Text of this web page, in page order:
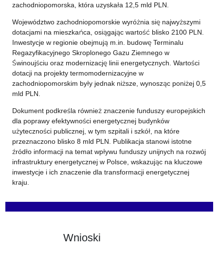
zachodniopomorska, która uzyskała 12,5 mld PLN.
Województwo zachodniopomorskie wyróżnia się najwyższymi
dotacjami na mieszkańca, osiągając wartość blisko 2100 PLN.
Inwestycje w regionie obejmują m.in. budowę Terminalu
Regazyfikacyjnego Skroplonego Gazu Ziemnego w
Świnoujściu oraz modernizację linii energetycznych. Wartości
dotacji na projekty termomodernizacyjne w
zachodniopomorskim były jednak niższe, wynosząc poniżej 0,5
mld PLN.
Dokument podkreśla również znaczenie funduszy europejskich
dla poprawy efektywności energetycznej budynków
użyteczności publicznej, w tym szpitali i szkół, na które
przeznaczono blisko 8 mld PLN. Publikacja stanowi istotne
źródło informacji na temat wpływu funduszy unijnych na rozwój
infrastruktury energetycznej w Polsce, wskazując na kluczowe
inwestycje i ich znaczenie dla transformacji energetycznej
kraju.
Wnioski